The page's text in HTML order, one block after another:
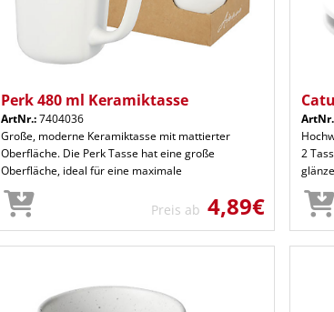
Perk 480 ml Keramiktasse
ArtNr.:7404036
Große, moderne Keramiktasse mit mattierter
Oberfläche. Die Perk Tasse hat eine große
Oberfläche, ideal für eine maximale
Preis ab 4,89€
2